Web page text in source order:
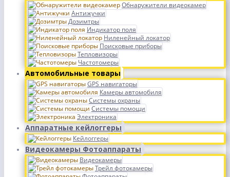
Обнаружители видеокамер
Антижучки
Дозимтры
Индикатор поля
Ниленейный локатор
Поисковые приборы
Тепловизоры
Частотомеры
Автомобильные товары
GPS навигаторы
Камеры автомобиля
Системы охраны
Системы помощи
Электроника
Аппаратные кейлоггеры
Кейлоггеры
Видеокамеры Фотоаппараты
Видеокамеры
Трейл фотокамеры